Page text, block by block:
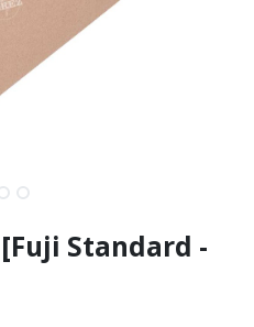
Standard -